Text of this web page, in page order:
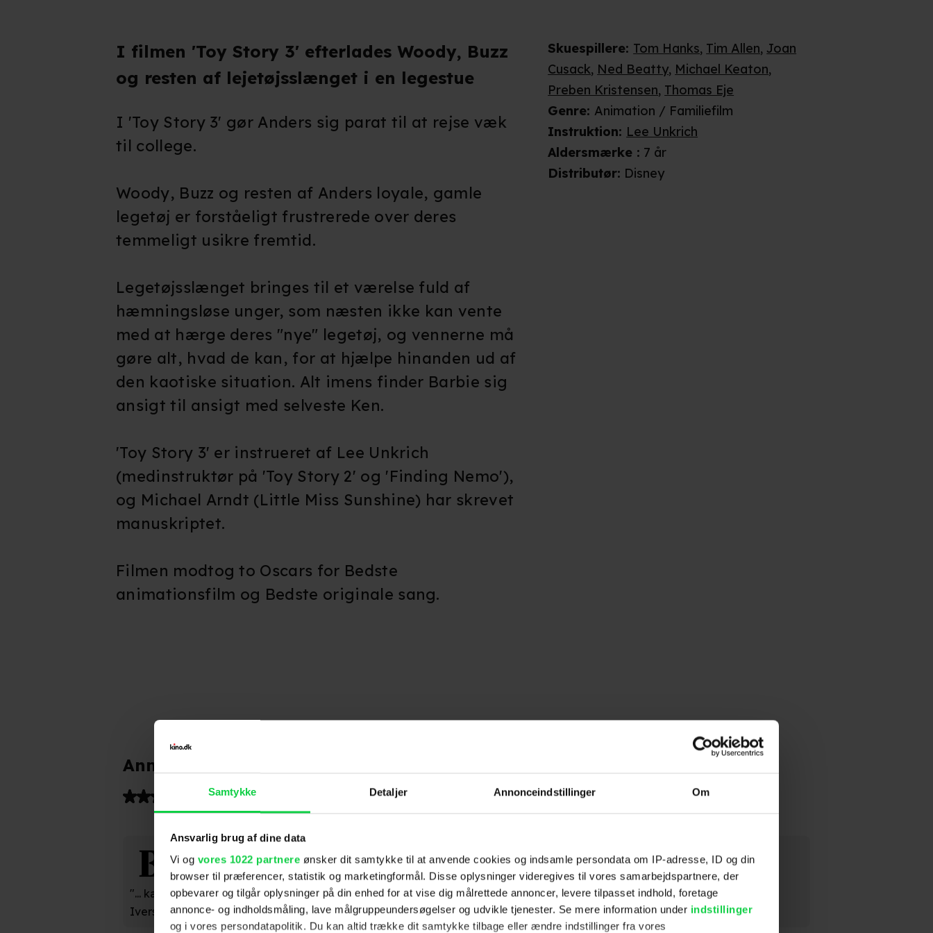
Samtykke Detaljer Annonceindstillinger Om
Ansvarlig brug af dine data
Vi og vores 1022 partnere ønsker dit samtykke til at anvende cookies og indsamle persondata om IP-adresse, ID og din
browser til præferencer, statistik og marketingformål. Disse oplysninger videregives til vores samarbejdspartnere, der
opbevarer og tilgår oplysninger på din enhed for at vise dig målrettede annoncer, levere tilpasset indhold, foretage
annonce- og indholdsmåling, lave målgruppeundersøgelser og udvikle tjenester. Se mere information under indstillinger
og i vores persondatapolitik. Du kan altid trække dit samtykke tilbage eller ændre indstillinger fra vores
Anmeldelser fra medierne
(5)
Berlingske
"... kæk og kåd fabel fyldt med formidabel fantasi." (Ebbe
Iversen)
BT
..
Skuespillere: Tom Hanks, Tim Allen, Joan
Cusack, Ned Beatty, Michael Keaton,
Preben Kristensen, Thomas Eje
Genre: Animation / Familiefilm
Instruktion: Lee Unkrich
Aldersmærke : 7 år
Distributør: Disney
I filmen 'Toy Story 3' efterlades Woody, Buzz
og resten af lejetøjsslænget i en legestue
I 'Toy Story 3' gør Anders sig parat til at rejse væk
til college.
Woody, Buzz og resten af Anders loyale, gamle
legetøj er forståeligt frustrerede over deres
temmeligt usikre fremtid.
Legetøjsslænget bringes til et værelse fuld af
hæmningsløse unger, som næsten ikke kan vente
med at hærge deres "nye" legetøj, og vennerne må
gøre alt, hvad de kan, for at hjælpe hinanden ud af
den kaotiske situation. Alt imens finder Barbie sig
ansigt til ansigt med selveste Ken.
'Toy Story 3' er instrueret af Lee Unkrich
(medinstruktør på 'Toy Story 2' og 'Finding Nemo'),
og Michael Arndt (Little Miss Sunshine) har skrevet
manuskriptet.
Filmen modtog to Oscars for Bedste
animationsfilm og Bedste originale sang.